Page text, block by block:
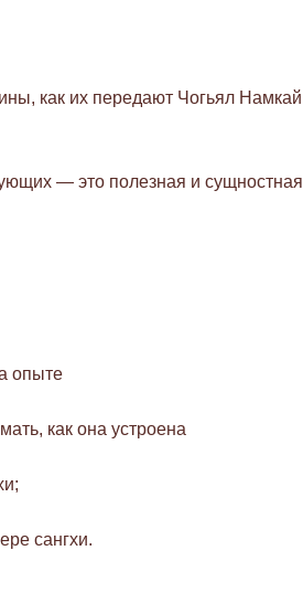
как их передают Чогьял Намкай
— это полезная и сущностная
опыте
как она устроена
сангхи.